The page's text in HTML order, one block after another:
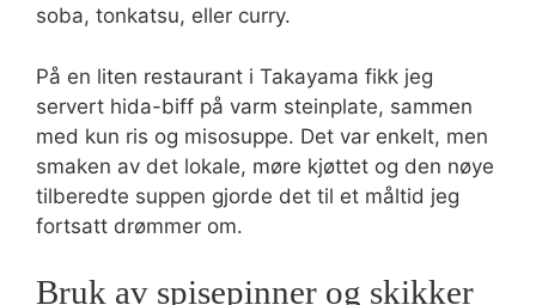
soba, tonkatsu, eller curry.
På en liten restaurant i Takayama fikk jeg
servert hida-biff på varm steinplate, sammen
med kun ris og misosuppe. Det var enkelt, men
smaken av det lokale, møre kjøttet og den nøye
tilberedte suppen gjorde det til et måltid jeg
fortsatt drømmer om.
Bruk av spisepinner og skikker